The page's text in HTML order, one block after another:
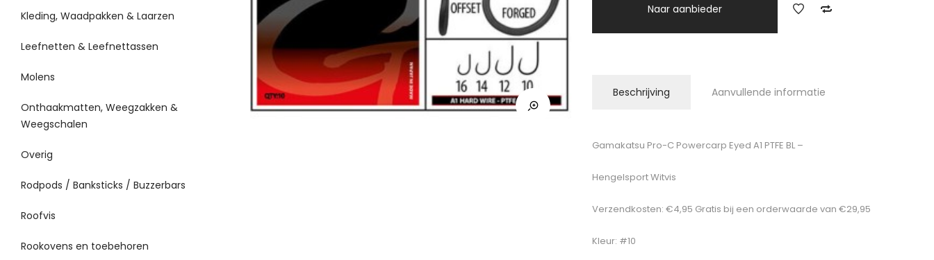
Naar aanbieder
Beschrijving Aanvullende informatie
Gamakatsu Pro-C Powercarp Eyed A1 PTFE BL –
Hengelsport Witvis
Verzendkosten: €4,95 Gratis bij een orderwaarde van €29,95
Kleur: #10
Kleding, Waadpakken & Laarzen
Leefnetten & Leefnettassen
Molens
Onthaakmatten, Weegzakken &
Weegschalen
Overig
Rodpods / Banksticks / Buzzerbars
Roofvis
Rookovens en toebehoren